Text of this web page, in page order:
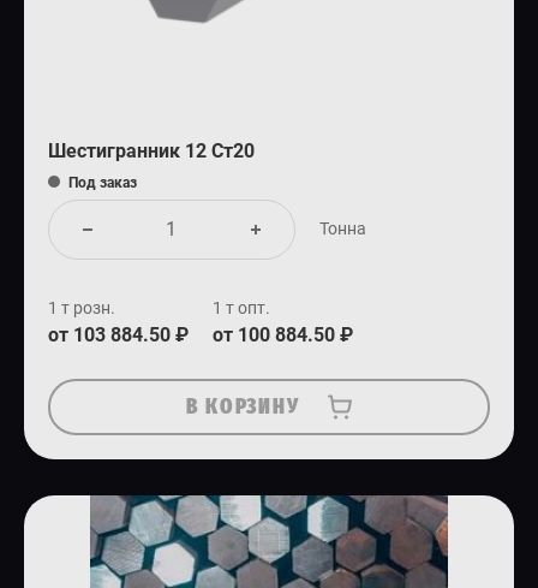
Шестигранник 12 Ст20
Под заказ
Тонна
1 т розн.
от 103 884.50 ₽
1 т опт.
от 100 884.50 ₽
В КОРЗИНУ